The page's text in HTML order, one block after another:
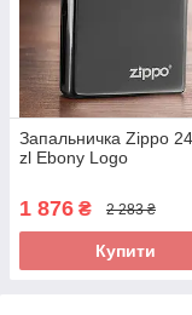
Запальничка Zippo
zl Ebony Logo
1 876 ₴ 2 283 ₴
Купити